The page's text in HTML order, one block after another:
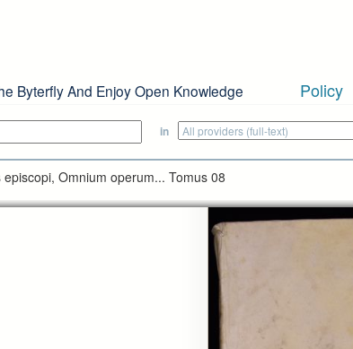
Byterfly And Enjoy Open Knowledge Policy
in
Omnium operum... Tomus 08